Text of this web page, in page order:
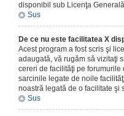
disponibil sub Licenţa
Sus
De ce nu este facilitatea X
Acest program a fost scris şi
adaugată, vă rugăm să vizitaţi
cereri de facilităţi pe
sarcinile legate de noile
noastră legată de o facilitate şi
Sus